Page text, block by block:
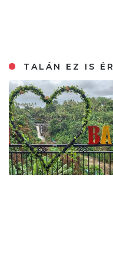
TALÁN EZ IS